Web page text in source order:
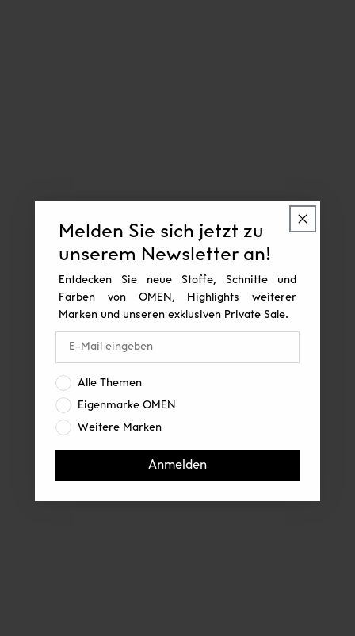
Melden Sie sich jetzt zu
unserem Newsletter an!
Entdecken Sie neue Stoffe, Schnitte und
Farben von OMEN, Highlights weiterer
Marken und unseren exklusiven Private Sale.
Interesse:
Alle Themen
Eigenmarke OMEN
Weitere Marken
Anmelden